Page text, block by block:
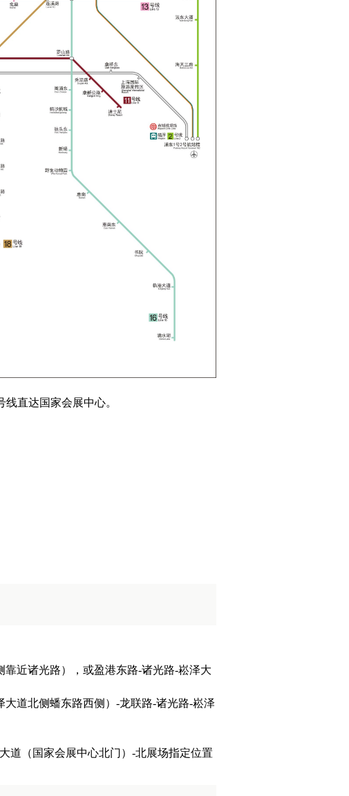
直达国家会展中心。
靠近诸光路），或盈港东路-诸光路-崧泽大
大道北侧蟠东路西侧）-龙联路-诸光路-崧泽
道（国家会展中心北门）-北展场指定位置